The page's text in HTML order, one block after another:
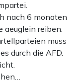
nach 6 monaten
reiben.
muss
durch die AFD.